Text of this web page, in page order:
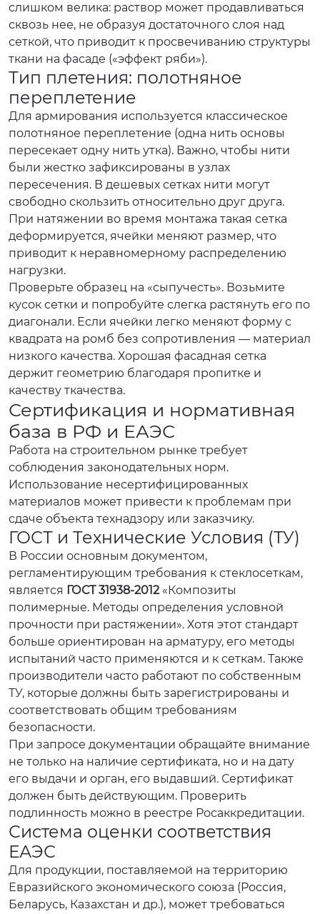
слишком велика: раствор может продавливаться
сквозь нее, не образуя достаточного слоя над
сеткой, что приводит к просвечиванию структуры
ткани на фасаде («эффект ряби»).
Тип плетения: полотняное
переплетение
Для армирования используется классическое
полотняное переплетение (одна нить основы
пересекает одну нить утка). Важно, чтобы нити
были жестко зафиксированы в узлах
пересечения. В дешевых сетках нити могут
свободно скользить относительно друг друга.
При натяжении во время монтажа такая сетка
деформируется, ячейки меняют размер, что
приводит к неравномерному распределению
нагрузки.
Проверьте образец на «сыпучесть». Возьмите
кусок сетки и попробуйте слегка растянуть его по
диагонали. Если ячейки легко меняют форму с
квадрата на ромб без сопротивления — материал
низкого качества. Хорошая фасадная сетка
держит геометрию благодаря пропитке и
качеству ткачества.
Сертификация и нормативная
база в РФ и ЕАЭС
Работа на строительном рынке требует
соблюдения законодательных норм.
Использование несертифицированных
материалов может привести к проблемам при
сдаче объекта технадзору или заказчику.
ГОСТ и Технические Условия (ТУ)
В России основным документом,
регламентирующим требования к стеклосеткам,
является ГОСТ 31938-2012«Композиты
полимерные. Методы определения условной
прочности при растяжении». Хотя этот стандарт
больше ориентирован на арматуру, его методы
испытаний часто применяются и к сеткам. Также
производители часто работают по собственным
ТУ, которые должны быть зарегистрированы и
соответствовать общим требованиям
безопасности.
При запросе документации обращайте внимание
не только на наличие сертификата, но и на дату
его выдачи и орган, его выдавший. Сертификат
должен быть действующим. Проверить
подлинность можно в реестре Росаккредитации.
Система оценки соответствия
ЕАЭС
Для продукции, поставляемой на территорию
Евразийского экономического союза (Россия,
Беларусь, Казахстан и др.), может требоваться